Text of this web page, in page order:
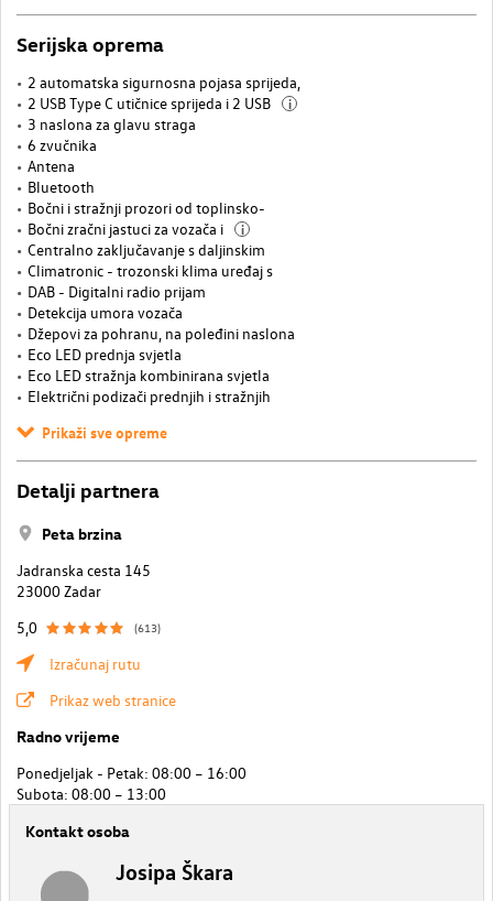
Serijska oprema
2 automatska sigurnosna pojasa sprijeda,
2 USB Type C utičnice sprijeda i 2 USB
i
3 naslona za glavu straga
6 zvučnika
Antena
Bluetooth
Bočni i stražnji prozori od toplinsko-
Bočni zračni jastuci za vozača i
i
Centralno zaključavanje s daljinskim
Climatronic - trozonski klima uređaj s
DAB - Digitalni radio prijam
Detekcija umora vozača
Džepovi za pohranu, na poleđini naslona
Eco LED prednja svjetla
Eco LED stražnja kombinirana svjetla
Električni podizači prednjih i stražnjih
Prikaži sve opreme
Detalji partnera
Peta brzina
Jadranska cesta 145
23000 Zadar
5,0
(613)
Izračunaj rutu
Prikaz web stranice
Radno vrijeme
Ponedjeljak - Petak: 08:00 – 16:00
Subota: 08:00 – 13:00
Kontakt osoba
Josipa Škara